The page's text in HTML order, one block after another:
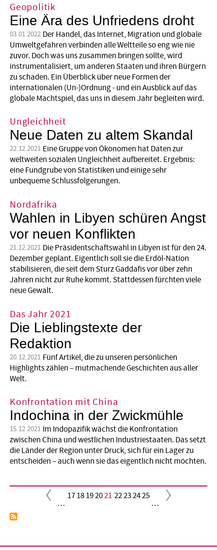
Geopolitik
Eine Ära des Unfriedens droht
03.01.2022 Der Handel, das Internet, Migration und globale
Umweltgefahren verbinden alle Weltteile so eng wie nie
zuvor. Doch was uns zusammen bringen sollte, wird
instrumentalisiert, um anderen Staaten und ihren Bürgern
zu schaden. Ein Überblick über neue Formen der
internationalen (Un-)Ordnung - und ein Ausblick auf das
globale Machtspiel, das uns in diesem Jahr begleiten wird.
Ungleichheit
Neue Daten zu altem Skandal
22.12.2021 Eine Gruppe von Ökonomen hat Daten zur
weltweiten sozialen Ungleichheit aufbereitet. Ergebnis:
eine Fundgrube von Statistiken und einige sehr
unbequeme Schlussfolgerungen.
Nordafrika
Wahlen in Libyen schüren Angst
vor neuen Konflikten
21.12.2021 Die Präsidentschaftswahl in Libyen ist für den 24.
Dezember geplant. Eigentlich soll sie die Erdöl-Nation
stabilisieren, die seit dem Sturz Gaddafis vor über zehn
Jahren nicht zur Ruhe kommt. Stattdessen fürchten viele
neue Gewalt.
Das Jahr 2021
Die Lieblingstexte der
Redaktion
20.12.2021 Fünf Artikel, die zu unseren persönlichen
Highlights zählen – mutmachende Geschichten aus aller
Welt.
Konfrontation mit China
Indochina in der Zwickmühle
15.12.2021 Im Indopazifik wächst die Konfrontation
zwischen China und westlichen Industriestaaten. Das setzt
die Länder der Region unter Druck, sich für ein Lager zu
entscheiden – auch wenn sie das eigentlich nicht möchten.
Seitennummerierung
…
Seite
17Seite
18Seite
19Seite
20Aktuelle
21 Seite
22Seite
23Seite
24Seite
25
…